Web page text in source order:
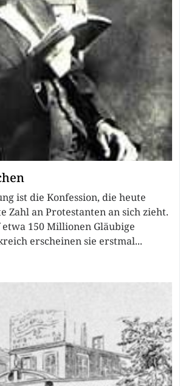
ist die Konfession, die heute
Zahl an Protestanten an sich zieht.
150 Millionen Gläubige
erscheinen sie erstmal...